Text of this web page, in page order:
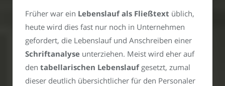
Früher war ein Lebenslauf als Fließtext üblich,
heute wird dies fast nur noch in Unternehmen
gefordert, die Lebenslauf und Anschreiben einer
Schriftanalyse unterziehen. Meist wird eher auf
den tabellarischen Lebenslaufgesetzt, zumal
dieser deutlich übersichtlicher für den Personaler